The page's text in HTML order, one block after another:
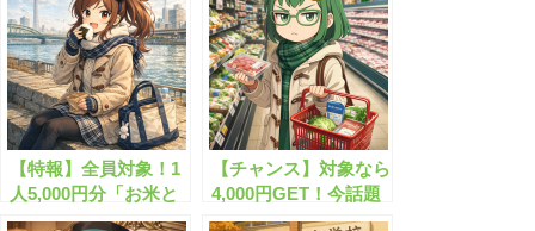
【特報】全員対象！1
人5,000円分「お米と
くらし応援券」が無料
【チャンス】対象なら
4,000円GET！今話題
の給付制度